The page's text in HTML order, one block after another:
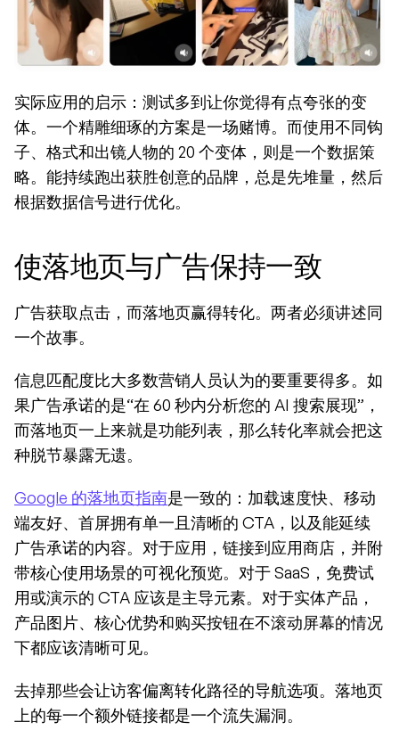
实际应用的启示：测试多到让你觉得有点夸张的变
体。一个精雕细琢的方案是一场赌博。而使用不同钩
子、格式和出镜人物的 20 个变体，则是一个数据策
略。能持续跑出获胜创意的品牌，总是先堆量，然后
根据数据信号进行优化。
使落地页与广告保持一致
广告获取点击，而落地页赢得转化。两者必须讲述同
一个故事。
信息匹配度比大多数营销人员认为的要重要得多。如
果广告承诺的是“在 60 秒内分析您的 AI 搜索展现”，
而落地页一上来就是功能列表，那么转化率就会把这
种脱节暴露无遗。
Google 的落地页指南是一致的：加载速度快、移动
端友好、首屏拥有单一且清晰的 CTA，以及能延续
广告承诺的内容。对于应用，链接到应用商店，并附
带核心使用场景的可视化预览。对于 SaaS，免费试
用或演示的 CTA 应该是主导元素。对于实体产品，
产品图片、核心优势和购买按钮在不滚动屏幕的情况
下都应该清晰可见。
去掉那些会让访客偏离转化路径的导航选项。落地页
上的每一个额外链接都是一个流失漏洞。